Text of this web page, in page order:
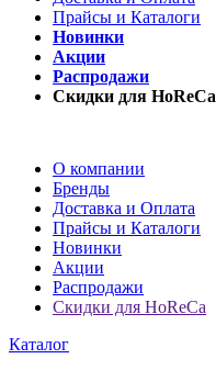
Прайсы и Каталоги
Новинки
Акции
Распродажи
Скидки для HoReCa
О компании
Бренды
Доставка и Оплата
Прайсы и Каталоги
Новинки
Акции
Распродажи
Скидки для HoReCa
Каталог